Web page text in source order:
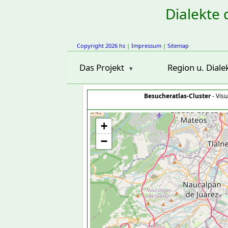
Dialekte
Copyright 2026 hs | Impressum | Sitemap
Das Projekt Region u.
Besucheratlas-Cluster-
+
−